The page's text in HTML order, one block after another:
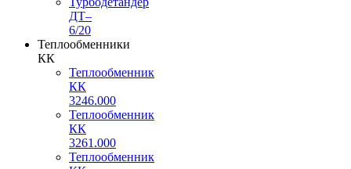
ДТ–
6/20
Теплообменники
КК
Теплообменник
КК
3246.000
Теплообменник
КК
3261.000
Теплообменник